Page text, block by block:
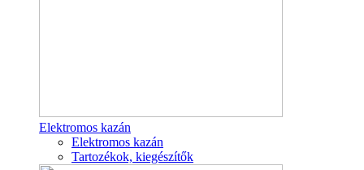
Elektromos kazán
Elektromos kazán
Tartozékok, kiegészítők